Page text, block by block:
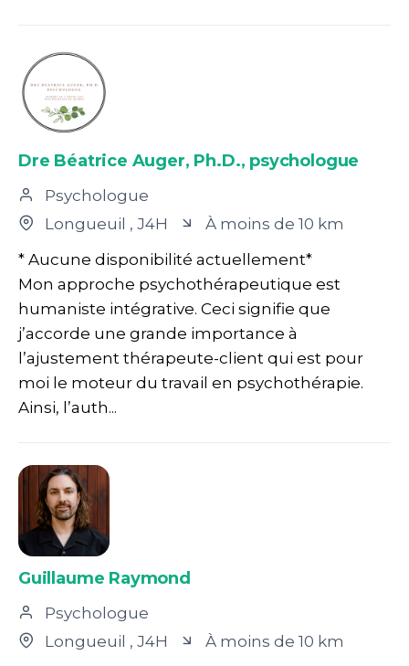
Dre Béatrice Auger, Ph.D., psychologue
Psychologue
Longueuil , J4H
À moins de 10 km
* Aucune disponibilité actuellement*
Mon approche psychothérapeutique est
humaniste intégrative. Ceci signifie que
j’accorde une grande importance à
l’ajustement thérapeute-client qui est pour
moi le moteur du travail en psychothérapie.
Ainsi, l’auth...
Guillaume Raymond
Psychologue
Longueuil , J4H
À moins de 10 km